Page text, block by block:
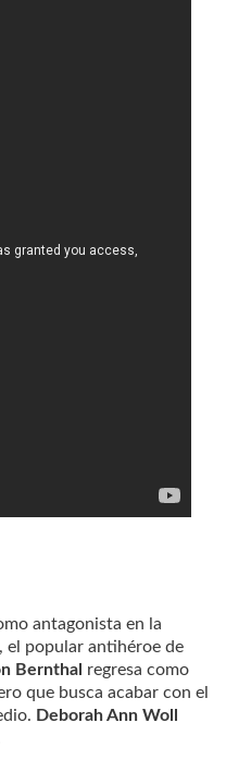
antagonista en la
, el popular antihéroe de
Bernthal regresa como
que busca acabar con el
Deborah Ann Woll